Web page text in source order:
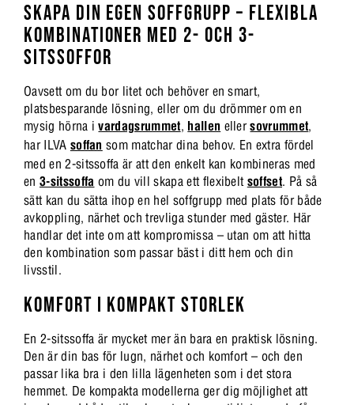
SKAPA DIN EGEN SOFFGRUPP – FLEXIBLA
KOMBINATIONER MED 2- OCH 3-
SITSSOFFOR
Oavsett om du bor litet och behöver en smart,
platsbesparande lösning, eller om du drömmer om en
mysig hörna ivardagsrummet, hallen ellersovrummet,
har ILVA soffan som matchar dina behov. En extra fördel
med en 2-sitssoffa är att den enkelt kan kombineras med
en 3-sitssoffa om du vill skapa ett flexibelt soffset. På så
sätt kan du sätta ihop en hel soffgrupp med plats för både
avkoppling, närhet och trevliga stunder med gäster. Här
handlar det inte om att kompromissa – utan om att hitta
den kombination som passar bäst i ditt hem och din
livsstil.
KOMFORT I KOMPAKT STORLEK
En 2-sitssoffa är mycket mer än bara en praktisk lösning.
Den är din bas för lugn, närhet och komfort – och den
passar lika bra i den lilla lägenheten som i det stora
hemmet. De kompakta modellerna ger dig möjlighet att